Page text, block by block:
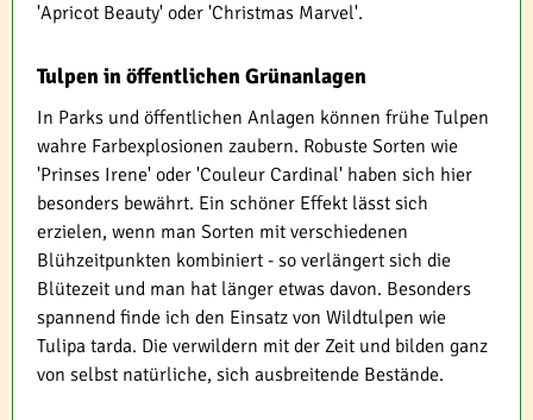
'Apricot Beauty' oder 'Christmas Marvel'.
Tulpen in öffentlichen Grünanlagen
In Parks und öffentlichen Anlagen können frühe Tulpen
wahre Farbexplosionen zaubern. Robuste Sorten wie
'Prinses Irene' oder 'Couleur Cardinal' haben sich hier
besonders bewährt. Ein schöner Effekt lässt sich
erzielen, wenn man Sorten mit verschiedenen
Blühzeitpunkten kombiniert - so verlängert sich die
Blütezeit und man hat länger etwas davon. Besonders
spannend finde ich den Einsatz von Wildtulpen wie
Tulipa tarda. Die verwildern mit der Zeit und bilden ganz
von selbst natürliche, sich ausbreitende Bestände.